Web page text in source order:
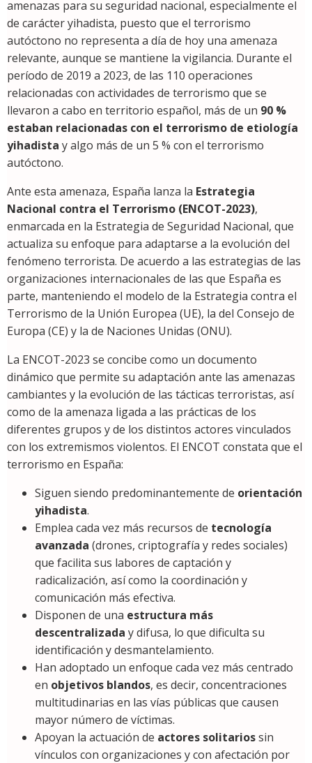
amenazas para su seguridad nacional, especialmente el
de carácter yihadista, puesto que el terrorismo
autóctono no representa a día de hoy una amenaza
relevante, aunque se mantiene la vigilancia. Durante el
período de 2019 a 2023, de las 110 operaciones
relacionadas con actividades de terrorismo que se
llevaron a cabo en territorio español, más de un 90 %
estaban relacionadas con el terrorismo de etiología
yihadista y algo más de un 5 % con el terrorismo
autóctono.
Ante esta amenaza, España lanza la Estrategia
Nacional contra el Terrorismo (ENCOT-2023),
enmarcada en la Estrategia de Seguridad Nacional, que
actualiza su enfoque para adaptarse a la evolución del
fenómeno terrorista. De acuerdo a las estrategias de las
organizaciones internacionales de las que España es
parte, manteniendo el modelo de la Estrategia contra el
Terrorismo de la Unión Europea (UE), la del Consejo de
Europa (CE) y la de Naciones Unidas (ONU).
La ENCOT-2023 se concibe como un documento
dinámico que permite su adaptación ante las amenazas
cambiantes y la evolución de las tácticas terroristas, así
como de la amenaza ligada a las prácticas de los
diferentes grupos y de los distintos actores vinculados
con los extremismos violentos. El ENCOT constata que el
terrorismo en España:
Siguen siendo predominantemente de orientación
yihadista.
Emplea cada vez más recursos de tecnología
avanzada (drones, criptografía y redes sociales)
que facilita sus labores de captación y
radicalización, así como la coordinación y
comunicación más efectiva.
Disponen de una estructura más
descentralizada y difusa, lo que dificulta su
identificación y desmantelamiento.
Han adoptado un enfoque cada vez más centrado
en objetivos blandos, es decir, concentraciones
multitudinarias en las vías públicas que causen
mayor número de víctimas.
Apoyan la actuación de actores solitariossin
vínculos con organizaciones y con afectación por